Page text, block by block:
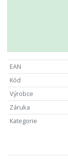
EAN
Kód
Výrobce
Záruka
Kategorie